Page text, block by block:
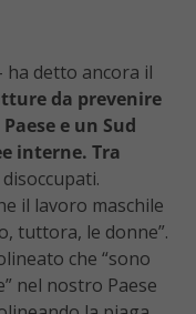
ha detto ancora il
da prevenire
e un Sud
interne. Tra
il lavoro maschile
tuttora, le donne”.
che “sono
nel nostro Paese